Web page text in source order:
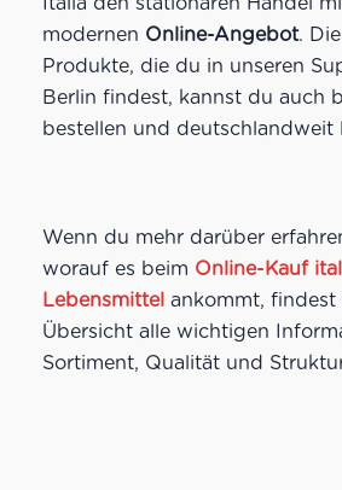
modernen Online-Angebot.
Produkte, die du in unseren
Berlin findest, kannst du auch
bestellen und deutschlandweit
Wenn du mehr darüber
worauf es beim Online-Kauf
Lebensmittelankommt, findest
Übersicht alle wichtigen
Sortiment, Qualität und